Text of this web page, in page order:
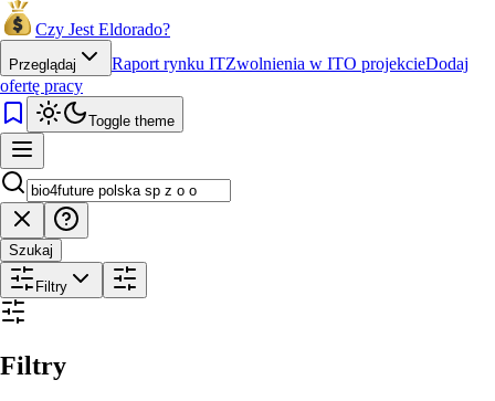
Czy Jest Eldorado?
Przeglądaj Raport rynku ITZwolnienia w ITO projekcieDodaj
ofertę pracy
Toggle theme
Szukaj
Filtry
Filtry